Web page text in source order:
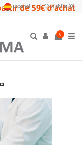
Español Wishlist (0)
0